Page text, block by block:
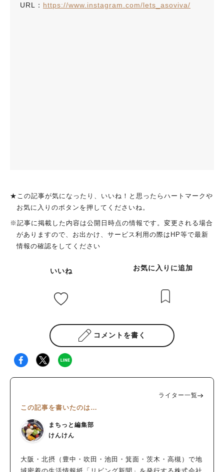
URL： https://www.instagram.com/lets_asoviva/
★この記事が気になったり、いいね！と思ったらハートマークや
お気に入りのボタンを押してくださいね。
※記事に掲載した内容は公開日時点の情報です。変更される場合
がありますので、お出かけ、サービス利用の際はHP等で最新
情報の確認をしてください
いいね お気に入りに追加
コメントを書く
ライター一覧
この記事を書いたのは…
まちっと編集部
けんけん
大阪・北摂（豊中・吹田・池田・箕面・茨木・高槻）で地